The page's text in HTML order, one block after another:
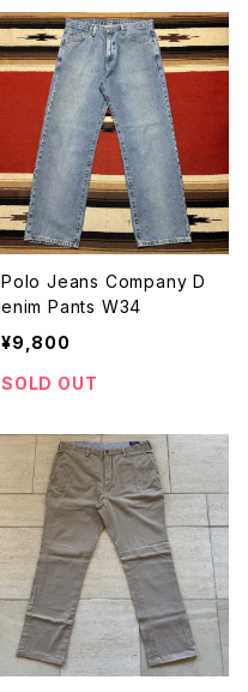
Polo Jeans Company D
enim Pants W34
¥9,800
SOLD OUT